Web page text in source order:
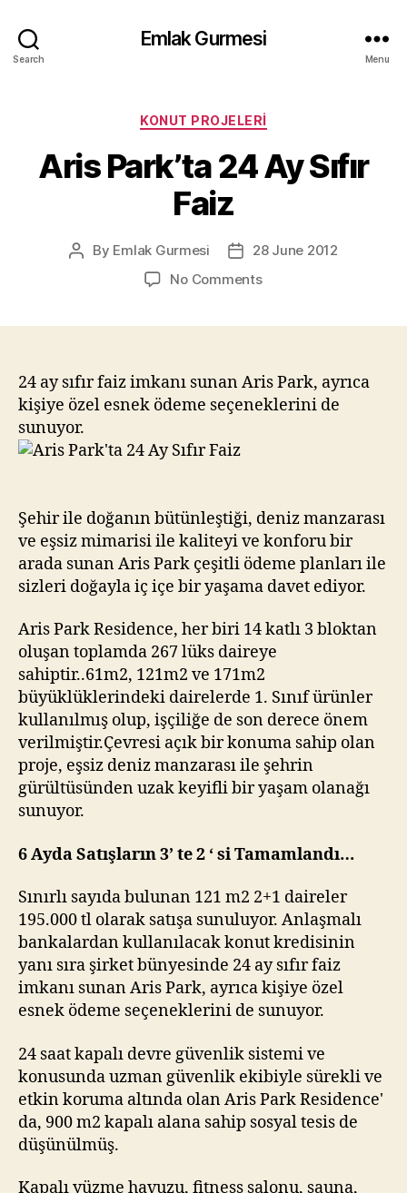
Search
Emlak Gurmesi
Menu
Categories
KONUT PROJELERI
Aris Park’ta 24 Ay Sıfır
Faiz
Post
By Emlak Gurmesi
Post28 June 2012
No Commentson
Sıfır
Faiz
24 ay sıfır faiz imkanı sunan Aris Park, ayrıca
kişiye özel esnek ödeme seçeneklerini de
sunuyor.
Şehir ile doğanın bütünleştiği, deniz manzarası
ve eşsiz mimarisi ile kaliteyi ve konforu bir
arada sunan Aris Park çeşitli ödeme planları ile
sizleri doğayla iç içe bir yaşama davet ediyor.
Aris Park Residence, her biri 14 katlı 3 bloktan
oluşan toplamda 267 lüks daireye
sahiptir..61m2, 121m2 ve 171m2
büyüklüklerindeki dairelerde 1. Sınıf ürünler
kullanılmış olup, işçiliğe de son derece önem
verilmiştir.Çevresi açık bir konuma sahip olan
proje, eşsiz deniz manzarası ile şehrin
gürültüsünden uzak keyifli bir yaşam olanağı
sunuyor.
6 Ayda Satışların 3’ te 2 ‘ si Tamamlandı…
Sınırlı sayıda bulunan 121 m2 2+1 daireler
195.000 tl olarak satışa sunuluyor. Anlaşmalı
bankalardan kullanılacak konut kredisinin
yanı sıra şirket bünyesinde 24 ay sıfır faiz
imkanı sunan Aris Park, ayrıca kişiye özel
esnek ödeme seçeneklerini de sunuyor.
24 saat kapalı devre güvenlik sistemi ve
konusunda uzman güvenlik ekibiyle sürekli ve
etkin koruma altında olan Aris Park Residence'
da, 900 m2 kapalı alana sahip sosyal tesis de
düşünülmüş.
Kapalı yüzme havuzu, fitness salonu, sauna,